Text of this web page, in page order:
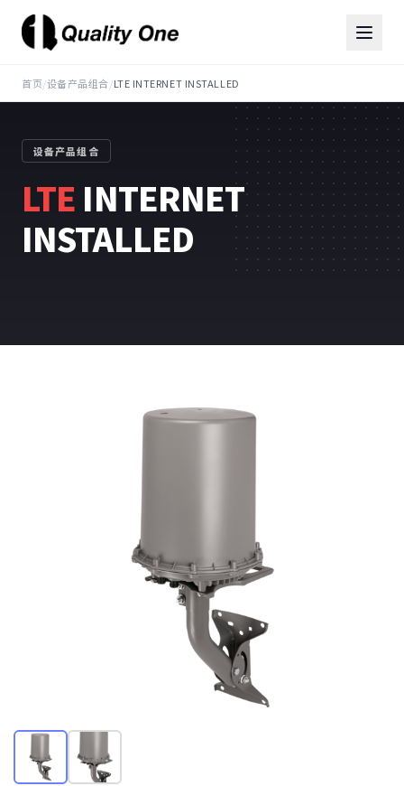
首页/设备产品组合/LTE INTERNET INSTALLED
设备产品组合
LTE INTERNET
INSTALLED